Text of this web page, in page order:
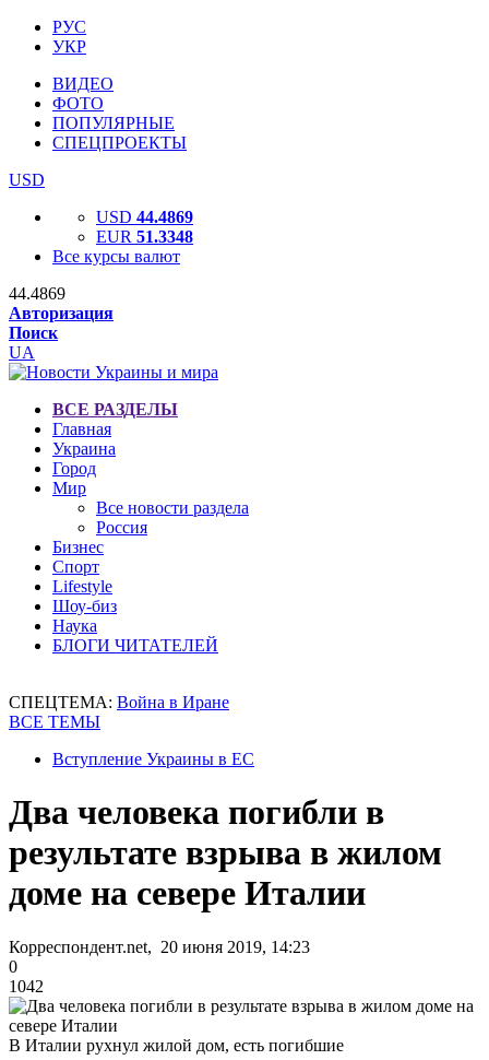
РУС
УКР
ВИДЕО
ФОТО
ПОПУЛЯРНЫЕ
СПЕЦПРОЕКТЫ
USD
USD 44.4869
EUR 51.3348
Все курсы валют
44.4869
Авторизация
Поиск
UA
ВСЕ РАЗДЕЛЫ
Главная
Украина
Город
Мир
Все новости раздела
Россия
Бизнес
Спорт
Lifestyle
Шоу-биз
Наука
БЛОГИ ЧИТАТЕЛЕЙ
СПЕЦТЕМА: Война в Иране
ВСЕ ТЕМЫ
Вступление Украины в ЕС
Два человека погибли в
результате взрыва в жилом
доме на севере Италии
Корреспондент.net, 20 июня 2019, 14:23
0
1042
В Италии рухнул жилой дом, есть погибшие